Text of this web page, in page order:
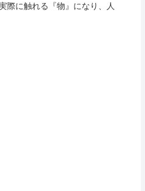
際に触れる『物』になり、人